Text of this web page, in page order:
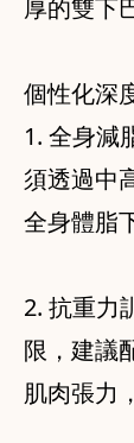
厚的雙下
個性化深
1. 全身減
須透過中
全身體脂
2. 抗重力
限，建議
肌肉張力